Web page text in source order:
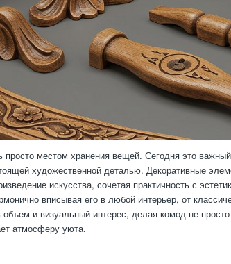
местом хранения вещей. Сегодня это
художественной деталью. Декоративные
искусства, сочетая практичность с
вписывая его в любой интерьер, от
и визуальный интерес, делая комод не
атмосферу уюта.